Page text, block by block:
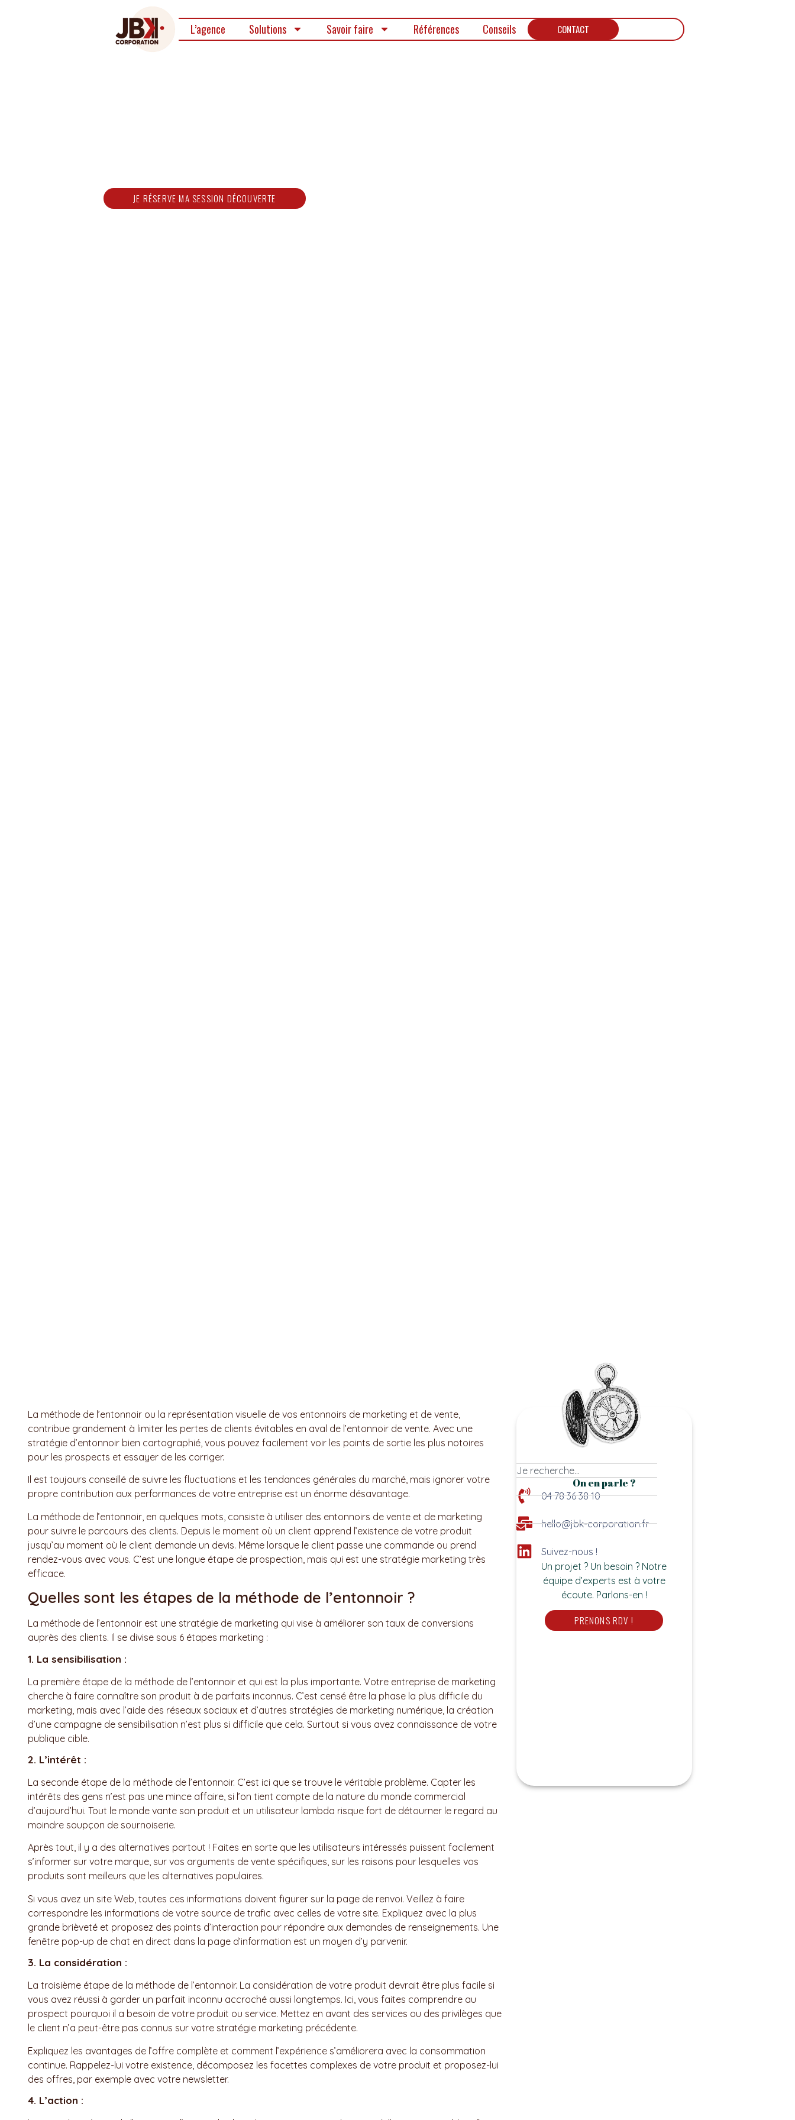
L’agence Solutions Savoir faire Références Conseils CONTACT
JE RÉSERVE MA SESSION DÉCOUVERTE
La méthode de l’entonnoir ou la représentation visuelle de vos entonnoirs de marketing et de vente,
contribue grandement à limiter les pertes de clients évitables en aval de l’entonnoir de vente. Avec une
stratégie d’entonnoir bien cartographié, vous pouvez facilement voir les points de sortie les plus notoires
pour les prospects et essayer de les corriger.
Il est toujours conseillé de suivre les fluctuations et les tendances générales du marché, mais ignorer votre
propre contribution aux performances de votre entreprise est un énorme désavantage.
La méthode de l’entonnoir, en quelques mots, consiste à utiliser des entonnoirs de vente et de marketing
pour suivre le parcours des clients. Depuis le moment où un client apprend l’existence de votre produit
jusqu’au moment où le client demande un devis. Même lorsque le client passe une commande ou prend
rendez-vous avec vous. C’est une longue étape de prospection, mais qui est une stratégie marketing très
efficace.
Quelles sont les étapes de la méthode de l’entonnoir ?
La méthode de l’entonnoir est une stratégie de marketing qui vise à améliorer son taux de conversions
auprès des clients. Il se divise sous 6 étapes marketing :
1. La sensibilisation :
La première étape de la méthode de l’entonnoir et qui est la plus importante. Votre entreprise de marketing
cherche à faire connaître son produit à de parfaits inconnus. C’est censé être la phase la plus difficile du
marketing, mais avec l’aide des réseaux sociaux et d’autres stratégies de marketing numérique, la création
d’une campagne de sensibilisation n’est plus si difficile que cela. Surtout si vous avez connaissance de votre
publique cible.
2. L’intérêt :
La seconde étape de la méthode de l’entonnoir. C’est ici que se trouve le véritable problème. Capter les
intérêts des gens n’est pas une mince affaire, si l’on tient compte de la nature du monde commercial
d’aujourd’hui. Tout le monde vante son produit et un utilisateur lambda risque fort de détourner le regard au
moindre soupçon de sournoiserie.
Après tout, il y a des alternatives partout ! Faites en sorte que les utilisateurs intéressés puissent facilement
s’informer sur votre marque, sur vos arguments de vente spécifiques, sur les raisons pour lesquelles vos
produits sont meilleurs que les alternatives populaires.
Si vous avez un site Web, toutes ces informations doivent figurer sur la page de renvoi. Veillez à faire
correspondre les informations de votre source de trafic avec celles de votre site. Expliquez avec la plus
grande brièveté et proposez des points d’interaction pour répondre aux demandes de renseignements. Une
fenêtre pop-up de chat en direct dans la page d’information est un moyen d’y parvenir.
3. La considération :
La troisième étape de la méthode de l’entonnoir. La considération de votre produit devrait être plus facile si
vous avez réussi à garder un parfait inconnu accroché aussi longtemps. Ici, vous faites comprendre au
prospect pourquoi il a besoin de votre produit ou service. Mettez en avant des services ou des privilèges que
le client n’a peut-être pas connus sur votre stratégie marketing précédente.
Expliquez les avantages de l’offre complète et comment l’expérience s’améliorera avec la consommation
continue. Rappelez-lui votre existence, décomposez les facettes complexes de votre produit et proposez-lui
des offres, par exemple avec votre newsletter.
4. L’action :
On en parle ?
04 78 36 38 10
hello@jbk-corporation.fr
Suivez-nous !
Un projet ? Un besoin ? Notre
équipe d’experts est à votre
écoute. Parlons-en !
PRENONS RDV !